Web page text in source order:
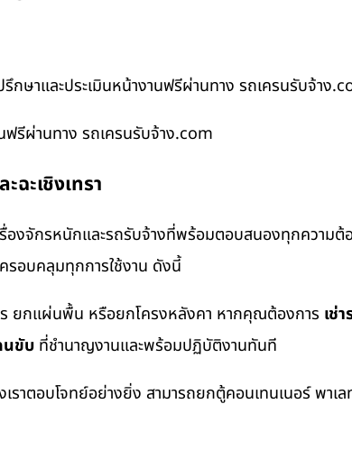
ษาและประเมินหน้างานฟรีผ่านทาง รถเครนรับจ้าง
ฟรีผ่านทาง รถเครนรับจ้าง.com
ะเชิงเทรา
องจักรหนักและรถรับจ้างที่พร้อมตอบสนองทุกความต้
รอบคลุมทุกการใช้งาน ดังนี้
ยกแผ่นพื้น หรือยกโครงหลังคา หากคุณต้องการ เช่
นขับ ที่ชำนาญงานและพร้อมปฏิบัติงานทันที
าตอบโจทย์อย่างยิ่ง สามารถยกตู้คอนเทนเนอร์ พาเ